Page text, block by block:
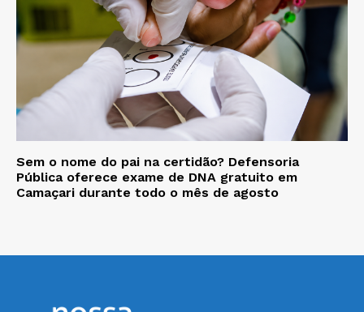
Sem o nome do pai na certidão? Defensoria
Pública oferece exame de DNA gratuito em
Camaçari durante todo o mês de agosto